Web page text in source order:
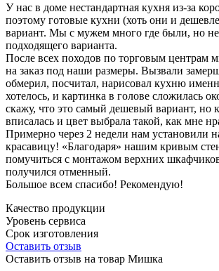
У нас в доме нестандартная кухня из-за
поэтому готовые кухни (хоть они и
вариант. Мы с мужем много где были, но
подходящего варианта.
После всех походов по торговым центрам
на заказ под наши размеры. Вызвали
обмерил, посчитал, нарисовал кухню
хотелось, и картинка в голове сложилась
скажу, что это самый дешевый вариант, но
вписалась и цвет выбрала такой, как мне
Примерно через 2 недели нам установили
красавицу! «Благодаря» нашим кривым
помучиться с монтажом верхних
получился отменный.
Большое всем спасибо! Рекомендую!
Качество продукции
Уровень сервиса
Срок изготовления
Оставить отзыв
Оставить отзыв на товар Мишка